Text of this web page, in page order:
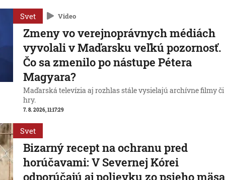
Svet Video
Zmeny vo verejnoprávnych médiách
vyvolali v Maďarsku veľkú pozornosť.
Čo sa zmenilo po nástupe Pétera
Magyara?
Maďarská televízia aj rozhlas stále vysielajú archívne filmy či
hry.
7. 8. 2026, 11:17:29
Svet
Bizarný recept na ochranu pred
horúčavami: V Severnej Kórei
odporúčajú aj polievku zo psieho mäsa